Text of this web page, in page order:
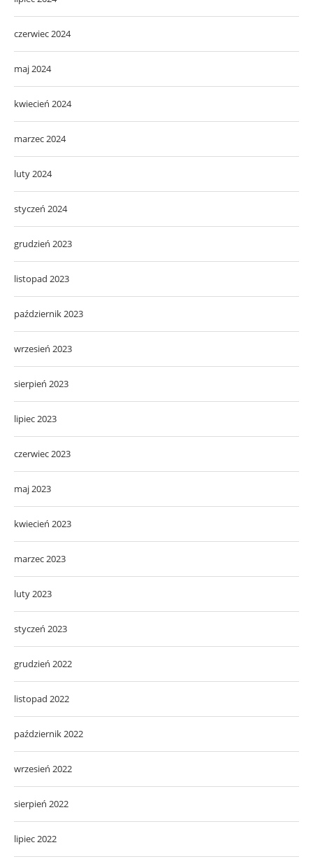
czerwiec 2024
maj 2024
kwiecień 2024
marzec 2024
luty 2024
styczeń 2024
grudzień 2023
listopad 2023
październik 2023
wrzesień 2023
sierpień 2023
lipiec 2023
czerwiec 2023
maj 2023
kwiecień 2023
marzec 2023
luty 2023
styczeń 2023
grudzień 2022
listopad 2022
październik 2022
wrzesień 2022
sierpień 2022
lipiec 2022